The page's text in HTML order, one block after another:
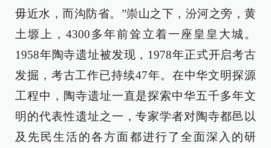
毋近水，而沟防省。”崇山之下，汾河之旁，黄
土塬上，4300多年前耸立着一座皇皇大城。
1958年陶寺遗址被发现，1978年正式开启考古
发掘，考古工作已持续47年。在中华文明探源
工程中，陶寺遗址一直是探索中华五千多年文
明的代表性遗址之一，专家学者对陶寺都邑以
及先民生活的各方面都进行了全面深入的研